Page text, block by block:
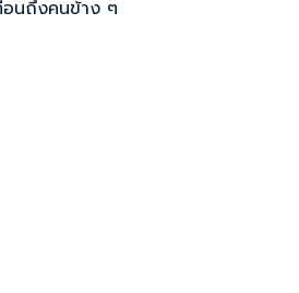
อนถึงคนข้าง ๆ